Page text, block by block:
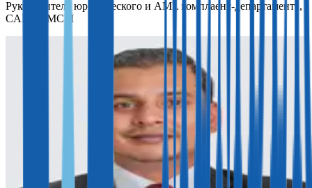
Руководитель юридического и AML комплаенс-департамента,
CAMS, IMCM